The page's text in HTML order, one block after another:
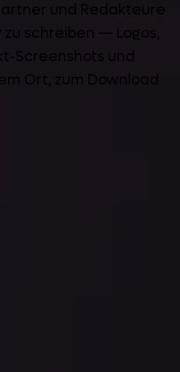
und Redakteure
schreiben — Logos,
Screenshots und
Ort, zum Download